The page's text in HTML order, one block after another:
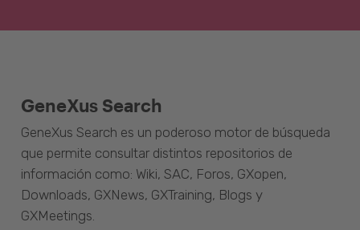
GeneXus Search
GeneXus Search es un poderoso motor de búsqueda
que permite consultar distintos repositorios de
información como: Wiki, SAC, Foros, GXopen,
Downloads, GXNews, GXTraining, Blogs y
GXMeetings.